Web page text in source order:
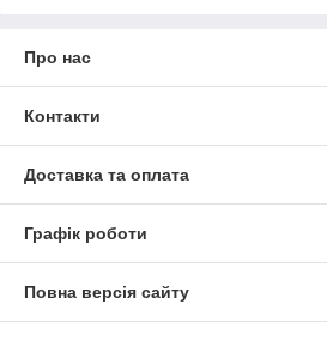
Про нас
Контакти
Доставка та оплата
Графік роботи
Повна версія сайту